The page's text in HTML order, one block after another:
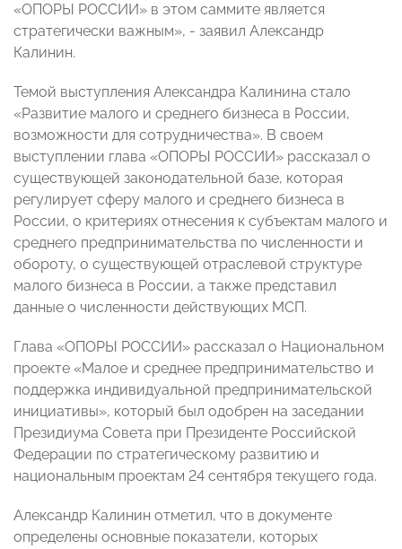
«ОПОРЫ РОССИИ» в этом саммите является
стратегически важным», - заявил Александр
Калинин.
Темой выступления Александра Калинина стало
«Развитие малого и среднего бизнеса в России,
возможности для сотрудничества». В своем
выступлении глава «ОПОРЫ РОССИИ» рассказал о
существующей законодательной базе, которая
регулирует сферу малого и среднего бизнеса в
России, о критериях отнесения к субъектам малого и
среднего предпринимательства по численности и
обороту, о существующей отраслевой структуре
малого бизнеса в России, а также представил
данные о численности действующих МСП.
Глава «ОПОРЫ РОССИИ» рассказал о Национальном
проекте «Малое и среднее предпринимательство и
поддержка индивидуальной предпринимательской
инициативы», который был одобрен на заседании
Президиума Совета при Президенте Российской
Федерации по стратегическому развитию и
национальным проектам 24 сентября текущего года.
Александр Калинин отметил, что в документе
определены основные показатели, которых